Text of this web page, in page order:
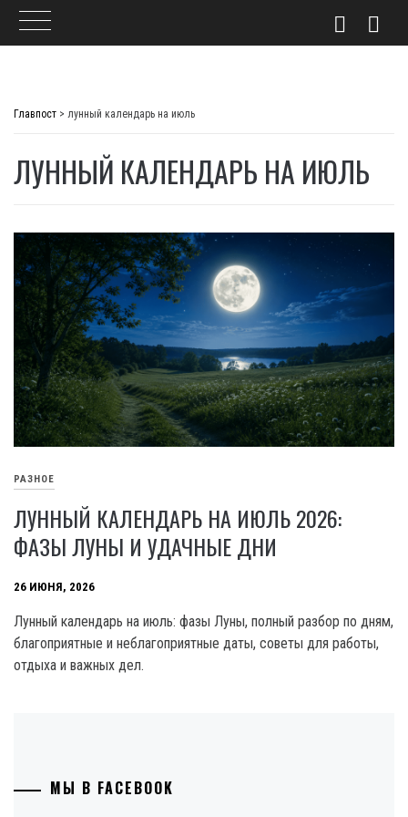
Главпост > лунный календарь на июль
ЛУННЫЙ КАЛЕНДАРЬ НА ИЮЛЬ
РАЗНОЕ
ЛУННЫЙ КАЛЕНДАРЬ НА ИЮЛЬ 2026:
ФАЗЫ ЛУНЫ И УДАЧНЫЕ ДНИ
26 ИЮНЯ, 2026
Лунный календарь на июль: фазы Луны, полный разбор по дням,
благоприятные и неблагоприятные даты, советы для работы,
отдыха и важных дел.
МЫ В FACEBOOK